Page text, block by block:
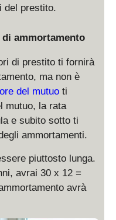
del prestito.
ammortamento
di prestito ti fornirà
ma non è
del mutuo ti
mutuo, la rata
e subito sotto ti
ammortamenti.
piuttosto lunga.
avrai 30 x 12 =
avrà